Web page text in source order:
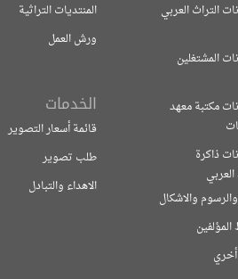
المنتديات التراثية
ورش العمل
الخدمات
قائمة أسعار التصوير
طلب تصوير
الاهداء والتبادل
التراث العربي
المشتغلين
مكتبة معهد
ذاكرة
والاشكال